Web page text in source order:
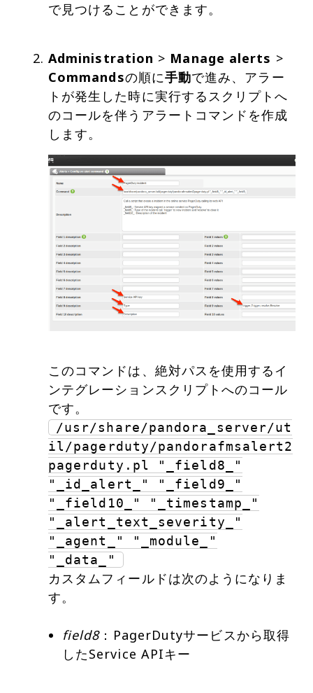
で見つけることができます。
Administration > Manage alerts >
Commandsの順に手動で進み、アラー
トが発生した時に実行するスクリプトへ
のコールを伴うアラートコマンドを作成
このコマンドは、絶対パスを使用するイ
ンテグレーションスクリプトへのコール
/usr/share/pandora_server/ut
il/pagerduty/pandorafmsalert2
pagerduty.pl "_field8_"
"_id_alert_" "_field9_"
"_field10_" "_timestamp_"
"_alert_text_severity_"
"_agent_" "_module_"
"_data_"
カスタムフィールドは次のようになりま
field8：PagerDutyサービスから取得
したService APIキー